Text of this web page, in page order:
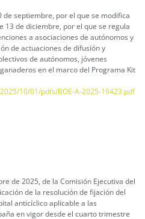
de septiembre, por el que se modifica
13 de diciembre, por el que se regula
a asociaciones de autónomos y
de actuaciones de difusión y
de autónomos, jóvenes
en el marco del Programa Kit
10/01/pdfs/BOE-A-2025-19423.pdf
de 2025, de la Comisión Ejecutiva del
de la resolución de fijación del
anticíclico aplicable a las
en vigor desde el cuarto trimestre